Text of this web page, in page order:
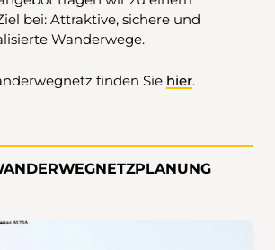
bei: Attraktive, sichere und
Wanderwege.
finden Sie hier.